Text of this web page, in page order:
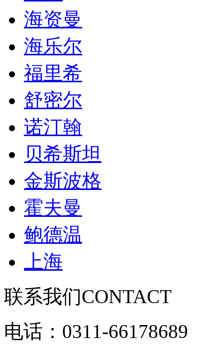
海资曼
海乐尔
福里希
舒密尔
诺汀翰
贝希斯坦
金斯波格
霍夫曼
鲍德温
上海
联系我们CONTACT
电话：0311-66178689